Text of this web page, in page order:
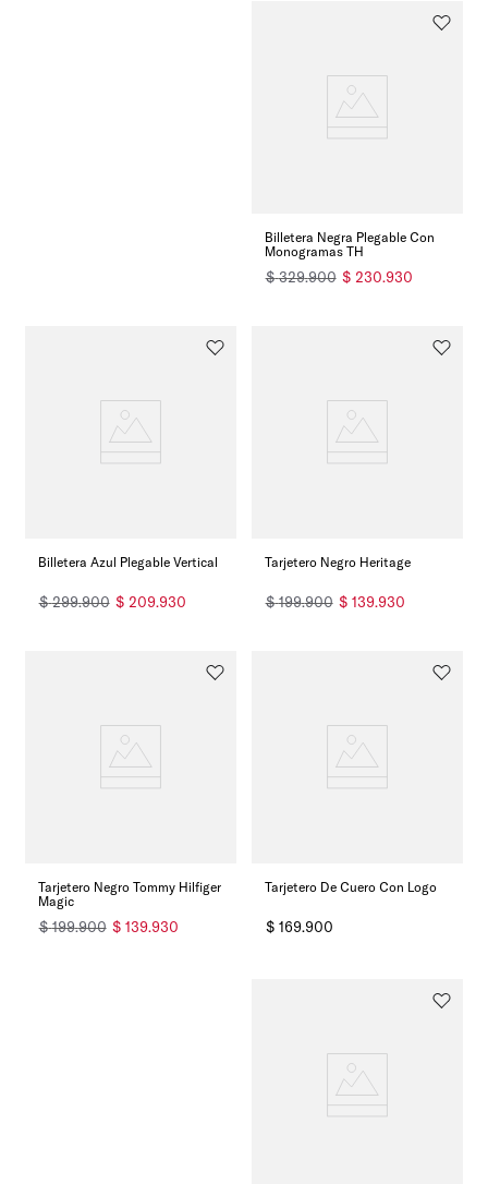
Billetera Negra Plegable Con
Monogramas TH
$ 230.930
$329.900
Billetera Azul Plegable Vertical
$ 209.930
$299.900
Tarjetero Negro Heritage
$ 139.930
$199.900
Tarjetero Negro Tommy Hilfiger
Magic
$ 139.930
$199.900
Tarjetero De Cuero Con Logo
$ 169.900